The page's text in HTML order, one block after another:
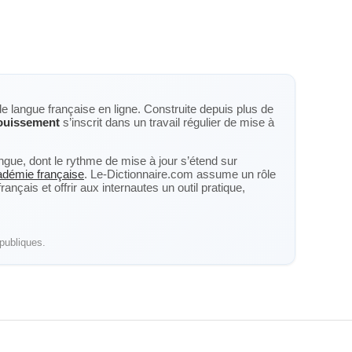
langue française en ligne. Construite depuis plus de
s’inscrit dans un travail régulier de mise à
dont le rythme de mise à jour s’étend sur
française. Le-Dictionnaire.com assume un rôle
et offrir aux internautes un outil pratique,